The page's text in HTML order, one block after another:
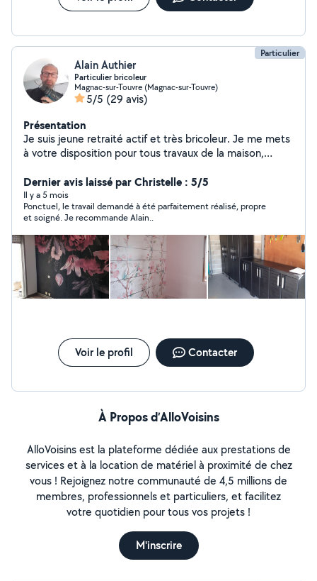
Particulier
Alain Authier
Particulier bricoleur
Magnac-sur-Touvre (Magnac-sur-Touvre)
5/5 (29 avis)
Présentation
Je suis jeune retraité actif et très bricoleur. Je me mets
à votre disposition pour tous travaux de la maison,
pose revêtement mural et sol.
Dernier avis laissé par Christelle : 5/5
Il y a 5 mois
Ponctuel, le travail demandé à été parfaitement réalisé, propre
et soigné. Je recommande Alain..
Voir le profil Contacter
À Propos d’AlloVoisins
AlloVoisins est la plateforme dédiée aux prestations de
services et à la location de matériel à proximité de chez
vous ! Rejoignez notre communauté de 4,5 millions de
membres, professionnels et particuliers, et facilitez
votre quotidien pour tous vos projets !
M'inscrire